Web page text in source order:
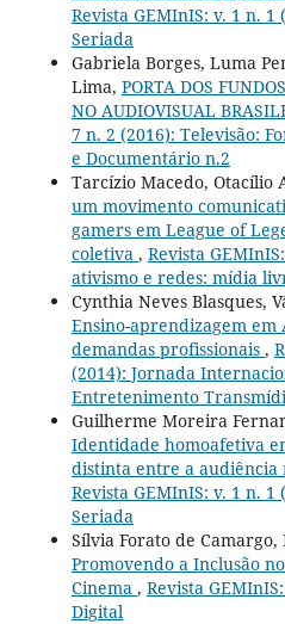
Revista GEMInIS: v. 1 n.
Seriada
Gabriela Borges, Luma
Lima, PORTA DOS
NO AUDIOVISUAL
7 n. 2 (2016): Televisão:
e Documentário n.2
Tarcízio Macedo, Otacílio
um movimento
gamers em League of
coletiva , Revista
ativismo e redes: mídia
Cynthia Neves Blasques,
Ensino-aprendizagem em
demandas profissionais ,
(2014): Jornada
Entretenimento
Guilherme Moreira
Identidade homoafetiva
distinta entre a audiência
Revista GEMInIS: v. 1 n.
Seriada
Sílvia Forato de
Promovendo a Inclusão
Cinema , Revista
Digital